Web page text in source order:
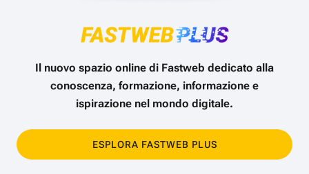
Il nuovo spazio online di Fastweb dedicato alla
conoscenza, formazione, informazione e
ispirazione nel mondo digitale.
ESPLORA FASTWEB PLUS